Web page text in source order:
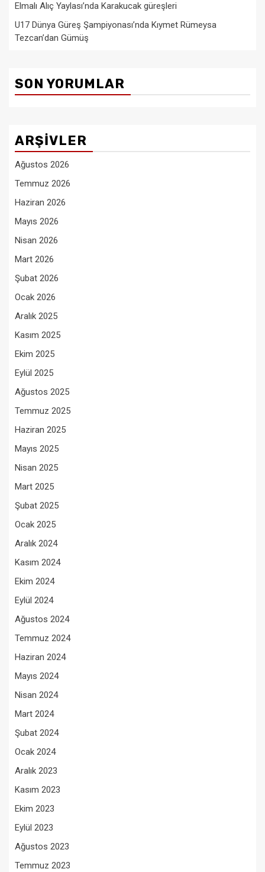
Elmalı Alıç Yaylası’nda Karakucak güreşleri
U17 Dünya Güreş Şampiyonası’nda Kıymet Rümeysa
Tezcan’dan Gümüş
SON YORUMLAR
ARŞIVLER
Ağustos 2026
Temmuz 2026
Haziran 2026
Mayıs 2026
Nisan 2026
Mart 2026
Şubat 2026
Ocak 2026
Aralık 2025
Kasım 2025
Ekim 2025
Eylül 2025
Ağustos 2025
Temmuz 2025
Haziran 2025
Mayıs 2025
Nisan 2025
Mart 2025
Şubat 2025
Ocak 2025
Aralık 2024
Kasım 2024
Ekim 2024
Eylül 2024
Ağustos 2024
Temmuz 2024
Haziran 2024
Mayıs 2024
Nisan 2024
Mart 2024
Şubat 2024
Ocak 2024
Aralık 2023
Kasım 2023
Ekim 2023
Eylül 2023
Ağustos 2023
Temmuz 2023